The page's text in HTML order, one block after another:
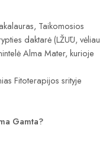
Taikomosios
daktarė (LŽŪU, vėliau
Alma Mater, kurioje
Fitoterapijos srityje
Gamta?